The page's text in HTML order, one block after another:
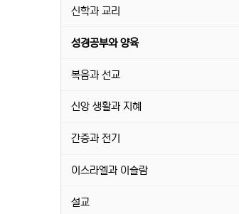
신학과 교리
성경공부와 양육
복음과 선교
신앙 생활과 지혜
간증과 전기
이스라엘과 이슬람
설교